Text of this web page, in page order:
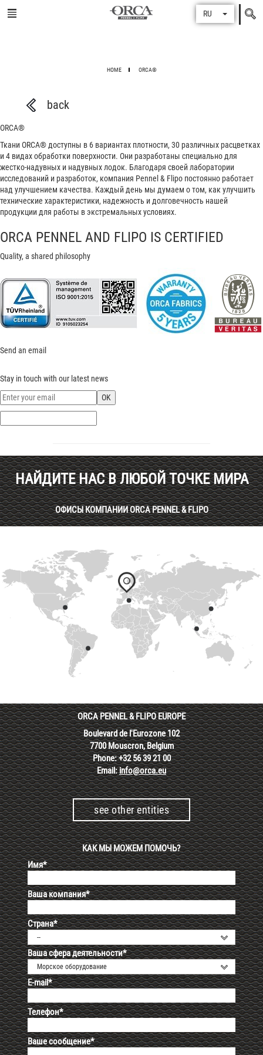
Поиск
по
RU
HOME ORCA®
back
ORCA®
Ткани ORCA® доступны в 6 вариантах плотности, 30 различных расцветках
и 4 видах обработки поверхности. Они разработаны специально для
жестко-надувных и надувных лодок. Благодаря своей лаборатории
исследований и разработок, компания Pennel & Flipo постоянно работает
над улучшением качества. Каждый день мы думаем о том, как улучшить
технические характеристики, надежность и долговечность нашей
продукции для работы в экстремальных условиях.
ORCA PENNEL AND FLIPO IS CERTIFIED
Quality, a shared philosophy
Send an email
Stay in touch with our latest news
НАЙДИТЕ НАС В ЛЮБОЙ ТОЧКЕ МИРА
ОФИСЫ КОМПАНИИ ORCA PENNEL & FLIPO
ORCA PENNEL & FLIPO EUROPE
Boulevard de l'Eurozone 102
7700 Mouscron, Belgium
Phone: +32 56 39 21 00
Email:info@orca.eu
see other entities
КАК МЫ МОЖЕМ ПОМОЧЬ?
Имя*
Ваша компания*
Страна*
--
Ваша сфера деятельности*
Морское оборудование
E-mail*
Телефон*
Ваше сообщение*